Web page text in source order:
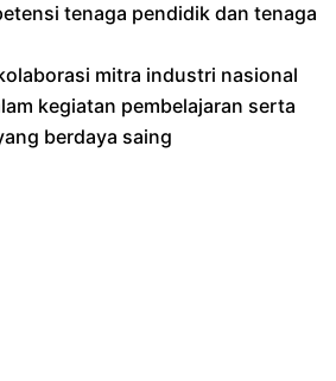
tenaga pendidik dan tenaga
mitra industri nasional
kegiatan pembelajaran serta
berdaya saing